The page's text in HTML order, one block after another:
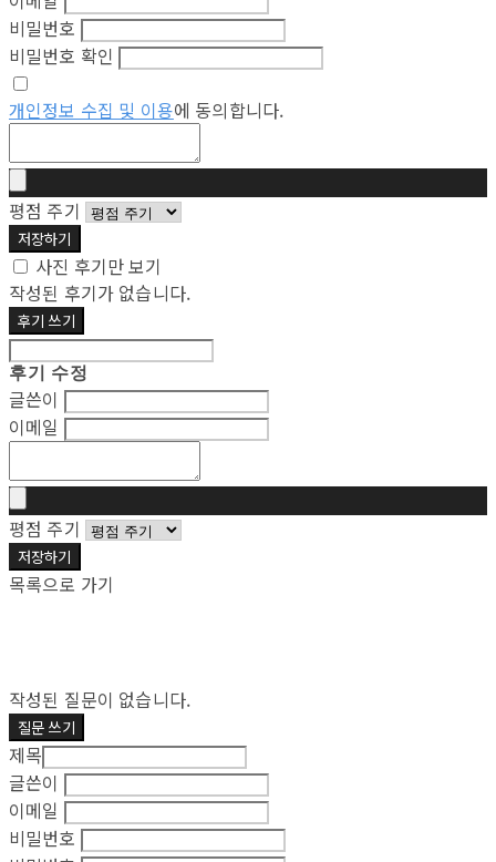
비밀번호
비밀번호 확인
개인정보 수집 및 이용에 동의합니다.
평점 주기
저장하기
사진 후기만 보기
작성된 후기가 없습니다.
후기 쓰기
후기 수정
글쓴이
이메일
평점 주기
저장하기
목록으로 가기
작성된 질문이 없습니다.
질문 쓰기
제목
글쓴이
이메일
비밀번호